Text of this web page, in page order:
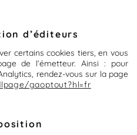
d’éditeurs
certains cookies tiers, en vous
de l’émetteur. Ainsi : pour
rendez-vous sur la page
gaoptout?hl=fr